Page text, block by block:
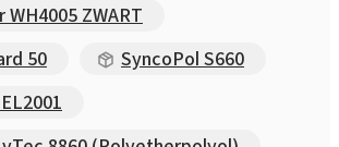
ZWART
50
SyncoPol S660